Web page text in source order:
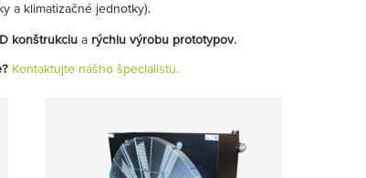
a klimatizačné jednotky).
konštrukciu a rýchlu výrobu prototypov.
Kontaktujte nášho špecialistu.